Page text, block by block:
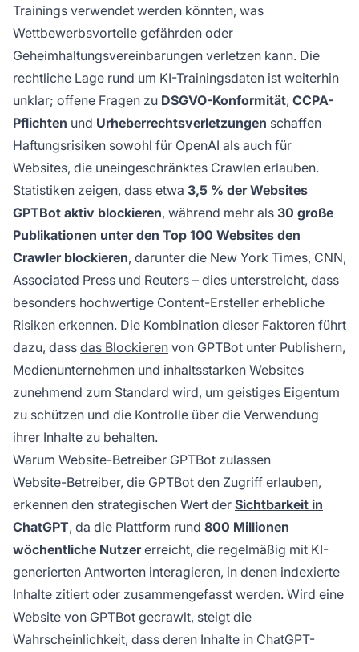
Trainings verwendet werden könnten, was
Wettbewerbsvorteile gefährden oder
Geheimhaltungsvereinbarungen verletzen kann. Die
rechtliche Lage rund um KI-Trainingsdaten ist weiterhin
unklar; offene Fragen zu DSGVO-Konformität, CCPA-
Pflichten und Urheberrechtsverletzungen schaffen
Haftungsrisiken sowohl für OpenAI als auch für
Websites, die uneingeschränktes Crawlen erlauben.
Statistiken zeigen, dass etwa 3,5 % der Websites
GPTBot aktiv blockieren, während mehr als 30 große
Publikationen unter den Top 100 Websites den
Crawler blockieren, darunter die New York Times, CNN,
Associated Press und Reuters – dies unterstreicht, dass
besonders hochwertige Content-Ersteller erhebliche
Risiken erkennen. Die Kombination dieser Faktoren führt
dazu, dass das Blockieren von GPTBot unter Publishern,
Medienunternehmen und inhaltsstarken Websites
zunehmend zum Standard wird, um geistiges Eigentum
zu schützen und die Kontrolle über die Verwendung
ihrer Inhalte zu behalten.
Warum Website-Betreiber GPTBot zulassen
Website-Betreiber, die GPTBot den Zugriff erlauben,
erkennen den strategischen Wert der Sichtbarkeit in
ChatGPT, da die Plattform rund 800 Millionen
wöchentliche Nutzererreicht, die regelmäßig mit KI-
generierten Antworten interagieren, in denen indexierte
Inhalte zitiert oder zusammengefasst werden. Wird eine
Website von GPTBot gecrawlt, steigt die
Wahrscheinlichkeit, dass deren Inhalte in ChatGPT-